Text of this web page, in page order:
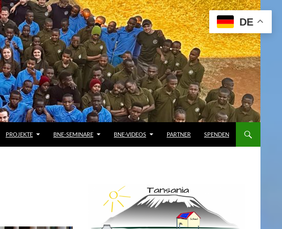
PROJEKTE BNE-SEMINARE BNE-VIDEOS PARTNER SPENDEN
DE